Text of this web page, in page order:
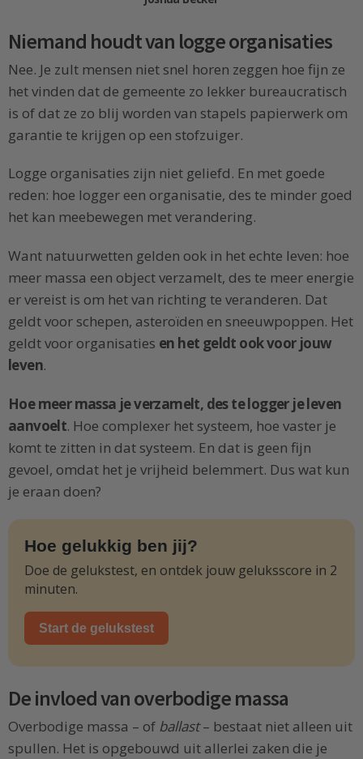
Niemand houdt van logge organisaties
Nee. Je zult mensen niet snel horen zeggen hoe fijn ze
het vinden dat de gemeente zo lekker bureaucratisch
is of dat ze zo blij worden van stapels papierwerk om
garantie te krijgen op een stofzuiger.
Logge organisaties zijn niet geliefd. En met goede
reden: hoe logger een organisatie, des te minder goed
het kan meebewegen met verandering.
Want natuurwetten gelden ook in het echte leven: hoe
meer massa een object verzamelt, des te meer energie
er vereist is om het van richting te veranderen. Dat
geldt voor schepen, asteroïden en sneeuwpoppen. Het
geldt voor organisaties en het geldt ook voor jouw
leven.
Hoe meer massa je verzamelt, des te logger je leven
aanvoelt. Hoe complexer het systeem, hoe vaster je
komt te zitten in dat systeem. En dat is geen fijn
gevoel, omdat het je vrijheid belemmert. Dus wat kun
je eraan doen?
Hoe gelukkig ben jij?
Doe de gelukstest, en ontdek jouw geluksscore in 2
minuten.
Start de gelukstest
De invloed van overbodige massa
Overbodige massa – of ballast– bestaat niet alleen uit
spullen. Het is opgebouwd uit allerlei zaken die je